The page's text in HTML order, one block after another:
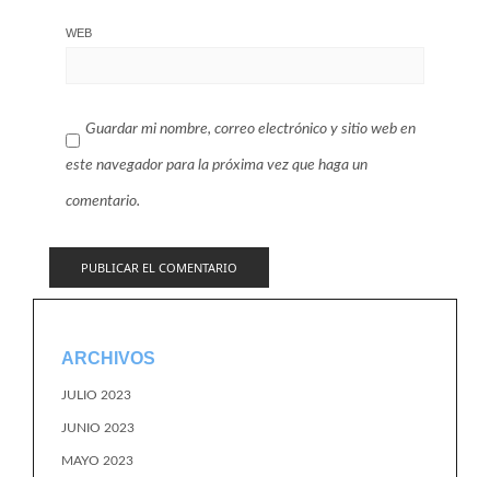
WEB
Guardar mi nombre, correo electrónico y sitio web en
este navegador para la próxima vez que haga un
comentario.
ARCHIVOS
JULIO 2023
JUNIO 2023
MAYO 2023